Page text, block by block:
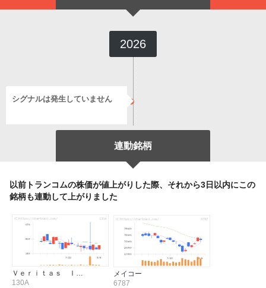
2026
シグナルは発生していません
連動銘柄
以前トランコムの株価が値上がりした際、それから3日以内にこの
銘柄も連動して上がりました
Ｖｅｒｉｔａｓ Ｉ…
130A
メイコー
6787